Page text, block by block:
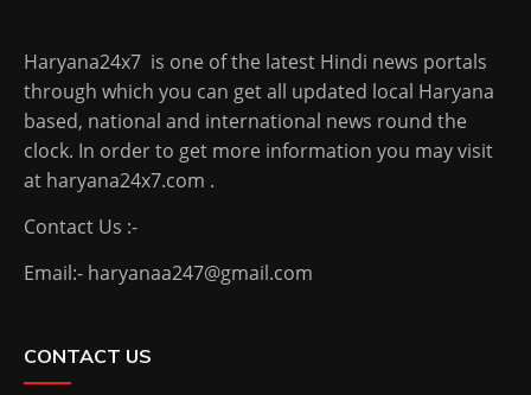
Haryana24x7 is one of the latest Hindi news portals
through which you can get all updated local Haryana
based, national and international news round the
clock. In order to get more information you may visit
at haryana24x7.com .
Contact Us :-
Email:- haryanaa247@gmail.com
CONTACT US